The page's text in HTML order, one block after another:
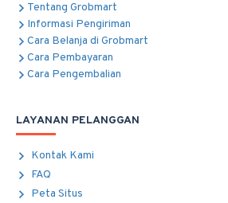
Tentang Grobmart
Informasi Pengiriman
Cara Belanja di Grobmart
Cara Pembayaran
Cara Pengembalian
LAYANAN PELANGGAN
Kontak Kami
FAQ
Peta Situs